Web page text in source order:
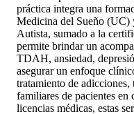
práctica integra una
Medicina del Sueño (UC)
Autista, sumado a la
permite brindar un
TDAH, ansiedad,
asegurar un enfoque
tratamiento de
familiares de pacientes
licencias médicas, estas